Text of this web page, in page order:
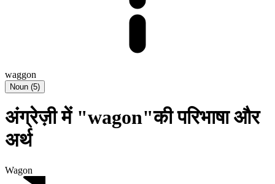
waggon
Noun (5)
अंग्रेज़ी में "wagon"की परिभाषा और
अर्थ
Wagon